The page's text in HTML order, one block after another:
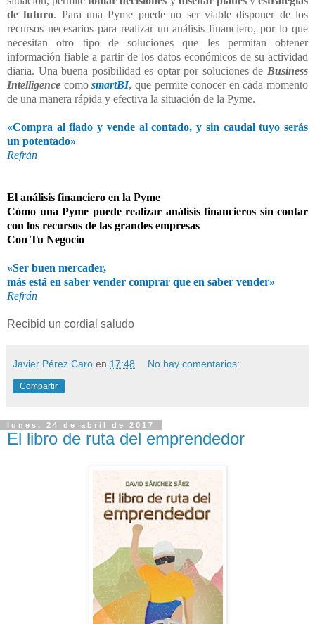
de futuro. Para una Pyme puede no ser viable disponer de los
recursos necesarios para realizar un análisis financiero, por lo que
necesitan otro tipo de soluciones que les permitan obtener
información fiable a partir de los datos económicos de su actividad
diaria. Una buena posibilidad es optar por soluciones de Business
Intelligence comosmartBI, que permite conocer en cada momento
de una manera rápida y efectiva la situación de la Pyme.
«Compra al fiado y vende al contado, y sin caudal tuyo serás
un potentado»
Refrán
El análisis financiero en la Pyme
Cómo una Pyme puede realizar análisis financieros sin contar
con los recursos de las grandes empresas
Con Tu Negocio
«Ser buen mercader,
más está en saber vender comprar que en saber vender»
Refrán
Recibid un cordial saludo
Javier Pérez Caro en 17:48 No hay comentarios:
Compartir
lunes, 24 de abril de 2017
El libro de ruta del emprendedor